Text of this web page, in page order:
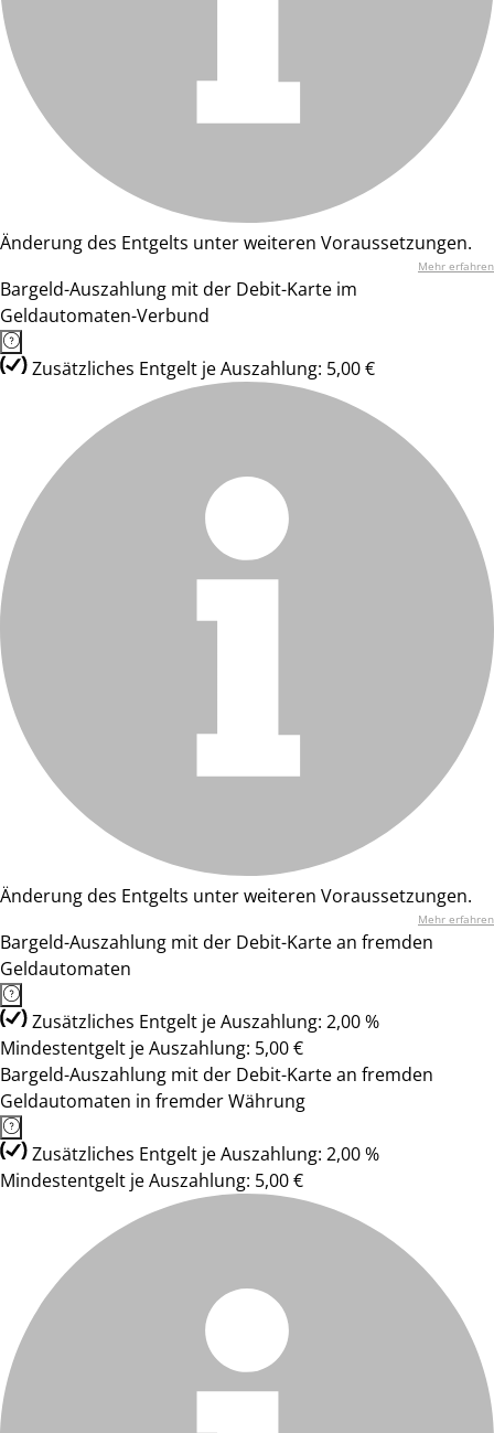
Änderung des Entgelts unter weiteren Voraussetzungen.
Mehr erfahren
Bargeld-Auszahlung mit der Debit-Karte im
Geldautomaten-Verbund
Zusätzliches Entgelt je Auszahlung: 5,00 €
Änderung des Entgelts unter weiteren Voraussetzungen.
Mehr erfahren
Bargeld-Auszahlung mit der Debit-Karte an fremden
Geldautomaten
Zusätzliches Entgelt je Auszahlung: 2,00 %
Mindestentgelt je Auszahlung: 5,00 €
Bargeld-Auszahlung mit der Debit-Karte an fremden
Geldautomaten in fremder Währung
Zusätzliches Entgelt je Auszahlung: 2,00 %
Mindestentgelt je Auszahlung: 5,00 €